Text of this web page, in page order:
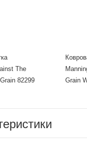
The
82299
Grain